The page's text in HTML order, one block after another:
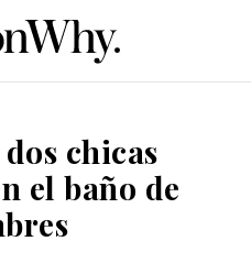
chicas
el baño de